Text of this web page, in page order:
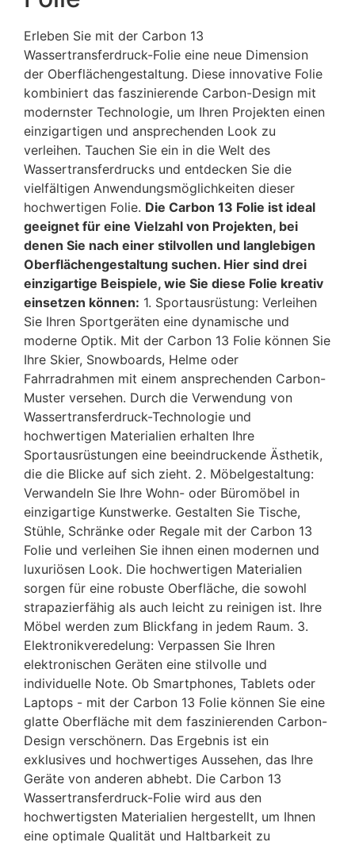
Erleben Sie mit der Carbon 13
Wassertransferdruck-Folie eine neue Dimension
der Oberflächengestaltung. Diese innovative Folie
kombiniert das faszinierende Carbon-Design mit
modernster Technologie, um Ihren Projekten einen
einzigartigen und ansprechenden Look zu
verleihen. Tauchen Sie ein in die Welt des
Wassertransferdrucks und entdecken Sie die
vielfältigen Anwendungsmöglichkeiten dieser
hochwertigen Folie. Die Carbon 13 Folie ist ideal
geeignet für eine Vielzahl von Projekten, bei
denen Sie nach einer stilvollen und langlebigen
Oberflächengestaltung suchen. Hier sind drei
einzigartige Beispiele, wie Sie diese Folie kreativ
einsetzen können: 1. Sportausrüstung: Verleihen
Sie Ihren Sportgeräten eine dynamische und
moderne Optik. Mit der Carbon 13 Folie können Sie
Ihre Skier, Snowboards, Helme oder
Fahrradrahmen mit einem ansprechenden Carbon-
Muster versehen. Durch die Verwendung von
Wassertransferdruck-Technologie und
hochwertigen Materialien erhalten Ihre
Sportausrüstungen eine beeindruckende Ästhetik,
die die Blicke auf sich zieht. 2. Möbelgestaltung:
Verwandeln Sie Ihre Wohn- oder Büromöbel in
einzigartige Kunstwerke. Gestalten Sie Tische,
Stühle, Schränke oder Regale mit der Carbon 13
Folie und verleihen Sie ihnen einen modernen und
luxuriösen Look. Die hochwertigen Materialien
sorgen für eine robuste Oberfläche, die sowohl
strapazierfähig als auch leicht zu reinigen ist. Ihre
Möbel werden zum Blickfang in jedem Raum. 3.
Elektronikveredelung: Verpassen Sie Ihren
elektronischen Geräten eine stilvolle und
individuelle Note. Ob Smartphones, Tablets oder
Laptops - mit der Carbon 13 Folie können Sie eine
glatte Oberfläche mit dem faszinierenden Carbon-
Design verschönern. Das Ergebnis ist ein
exklusives und hochwertiges Aussehen, das Ihre
Geräte von anderen abhebt. Die Carbon 13
Wassertransferdruck-Folie wird aus den
hochwertigsten Materialien hergestellt, um Ihnen
eine optimale Qualität und Haltbarkeit zu